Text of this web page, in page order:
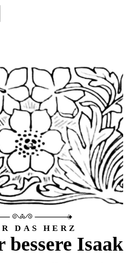
DAS HERZ
bessere Isaak